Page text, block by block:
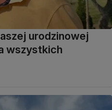
urodzinowej
wszystkich